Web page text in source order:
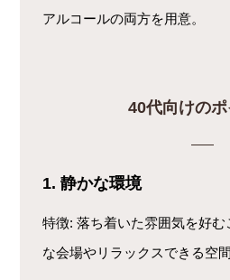
アルコールの両方を用意。
40代向けのポ
1. 静かな環境
特徴: 落ち着いた雰囲気を好
な会場やリラックスできる空